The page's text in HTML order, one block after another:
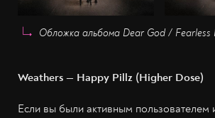
Обложка альбома Dear God / Fearless
Weathers — Happy Pillz (Higher Dose)
Если вы были активным пользователем